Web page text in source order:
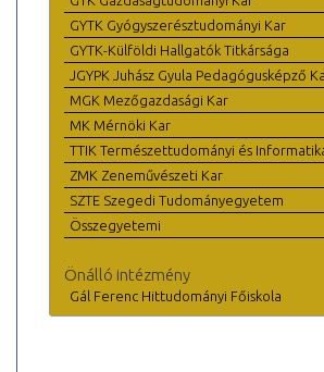
GYTK Gyógyszerésztudományi Kar
GYTK-Külföldi Hallgatók Titkársága
JGYPK Juhász Gyula Pedagógusképző
MGK Mezőgazdasági Kar
MK Mérnöki Kar
TTIK Természettudományi és
ZMK Zeneművészeti Kar
SZTE Szegedi Tudományegyetem
Összegyetemi
Önálló intézmény
Gál Ferenc Hittudományi Főiskola